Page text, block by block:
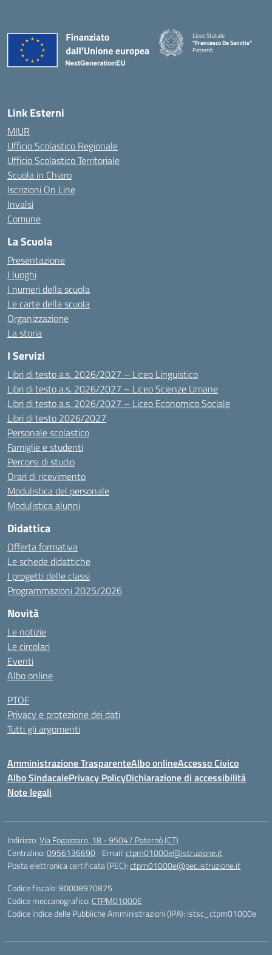
Liceo Statale
"Francesco De Sanctis"
Paternò
Link Esterni
MIUR
Ufficio Scolastico Regionale
Ufficio Scolastico Territoriale
Scuola in Chiaro
Iscrizioni On Line
Invalsi
Comune
La Scuola
Presentazione
I luoghi
I numeri della scuola
Le carte della scuola
Organizzazione
La storia
I Servizi
Libri di testo a.s. 2026/2027 – Liceo Linguistico
Libri di testo a.s. 2026/2027 – Liceo Scienze Umane
Libri di testo a.s. 2026/2027 – Liceo Economico Sociale
Libri di testo 2026/2027
Personale scolastico
Famiglie e studenti
Percorsi di studio
Orari di ricevimento
Modulistica del personale
Modulistica alunni
Didattica
Offerta formativa
Le schede didattiche
I progetti delle classi
Programmazioni 2025/2026
Novità
Le notizie
Le circolari
Eventi
Albo online
PTOF
Privacy e protezione dei dati
Tutti gli argomenti
Amministrazione TrasparenteAlbo onlineAccesso Civico
Albo SindacalePrivacy PolicyDichiarazione di accessibilità
Note legali
Indirizzo:Via Fogazzaro, 18 - 95047 Paternò (CT)
Centralino:0956136690 Email:ctpm01000e@istruzione.it
Posta elettronica certificata (PEC):ctpm01000e@pec.istruzione.it
Codice fiscale: 80008970875
Codice meccanografico: CTPM01000E
Codice Indice delle Pubbliche Amministrazioni (IPA): istsc_ctpm01000e